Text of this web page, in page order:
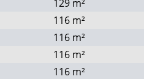
129 m²
116 m²
116 m²
116 m²
116 m²